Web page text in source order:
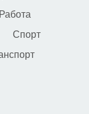
Работа
Спорт